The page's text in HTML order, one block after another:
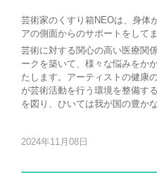
芸術家のくすり箱NEOは、身体
アの側面からのサポートをして
芸術に対する関心の高い医療関
ークを築いて、様々な悩みをか
たします。アーティストの健康
が芸術活動を行う環境を整備す
を図り、ひいては我が国の豊か
2024年11月08日